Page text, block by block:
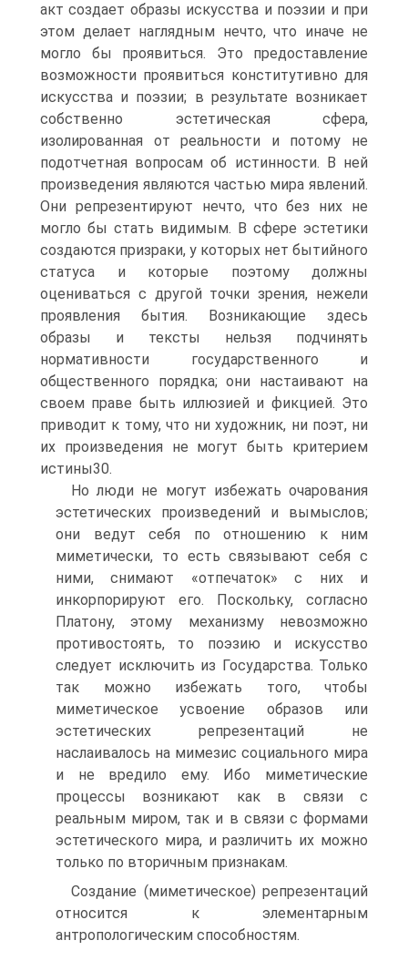
акт создает образы искусства и поэзии и при
этом делает наглядным нечто, что иначе не
могло бы проявиться. Это предоставление
возможности про­явиться конститутивно для
искусства и поэзии; в результате возникает
собственно эстетическая сфера,
изолированная от реальности и потому не
подотчетная вопросам об истинности. В ней
произведения являют­ся частью мира явлений.
Они репрезентируют нечто, что без них не
могло бы стать видимым. В сфере эстетики
создаются призраки, у ко­торых нет бытийного
статуса и которые поэтому должны
оцениваться с другой точки зрения, нежели
проявления бытия. Возникающие здесь
образы и тексты нельзя подчинять
нормативности государственного и
общественного порядка; они настаивают на
своем праве быть иллюзи­ей и фикцией. Это
приводит к тому, что ни художник, ни поэт, ни
их произведения не могут быть критерием
истины30.
Но люди не могут избежать очарования
эстетических произведе­ний и вымыслов;
они ведут себя по отношению к ним
миметически, то есть связывают себя с
ними, снимают «отпечаток» с них и
инкорпори­руют его. Поскольку, согласно
Платону, этому механизму невозможно
противостоять, то поэзию и искусство
следует исключить из Государ­ства. Только
так можно избежать того, чтобы
миметическое усвоение образов или
эстетических репрезентаций не
наслаивалось на мимезис социального мира
и не вредило ему. Ибо миметические
процессы воз­никают как в связи с
реальным миром, так и в связи с формами
эстети­ческого мира, и различить их можно
только по вторичным признакам.
Создание (миметическое) репрезентаций
относится к элементар­ным
антропологическим способностям.